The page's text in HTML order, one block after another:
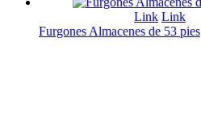
Link Link
Furgones Almacenes de 53 pies